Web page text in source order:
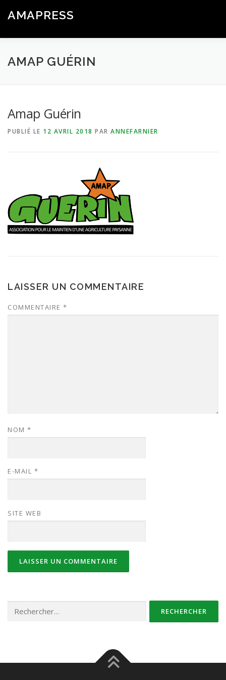
AMAPRESS
AMAP GUÉRIN
Amap Guérin
PUBLIÉ LE 12 AVRIL 2018 PAR ANNEFARNIER
LAISSER UN COMMENTAIRE
COMMENTAIRE *
NOM *
E-MAIL *
SITE WEB